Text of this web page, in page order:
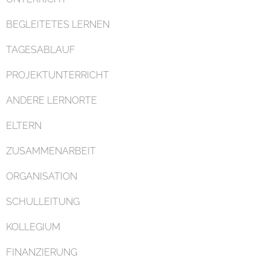
BEGLEITETES LERNEN
TAGESABLAUF
PROJEKTUNTERRICHT
ANDERE LERNORTE
ELTERN
ZUSAMMENARBEIT
ORGANISATION
SCHULLEITUNG
KOLLEGIUM
FINANZIERUNG